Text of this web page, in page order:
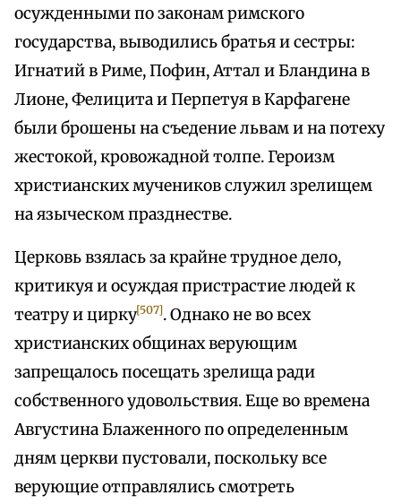
осужденными по законам римского
государства, выводились братья и сестры:
Игнатий в Риме, Пофин, Аттал и Бландина в
Лионе, Фелицита и Перпетуя в Карфагене
были брошены на съедение львам и на потеху
жестокой, кровожадной толпе. Героизм
христианских мучеников служил зрелищем
на языческом празднестве.
Церковь взялась за крайне трудное дело,
критикуя и осуждая пристрастие людей к
театру и цирку[507]. Однако не во всех
христианских общинах верующим
запрещалось посещать зрелища ради
собственного удовольствия. Еще во времена
Августина Блаженного по определенным
дням церкви пустовали, поскольку все
верующие отправлялись смотреть